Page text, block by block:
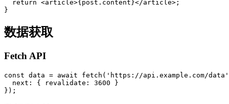
  return <article>{post.content}</article>;
数据获取
Fetch API
const data = await fetch('https://api.example.com/
  next: { revalidate: 3600 }